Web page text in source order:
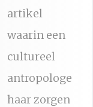
artikel
waarin een
cultureel
antropologe
haar zorgen